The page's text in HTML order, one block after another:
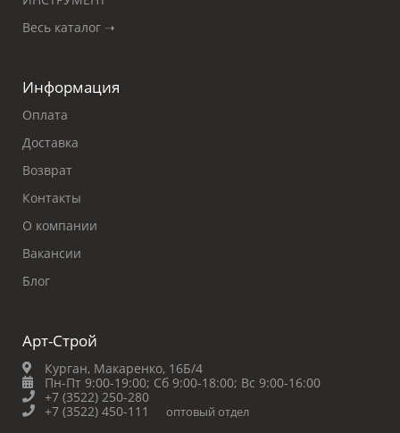
Весь каталог ➝
Информация
Оплата
Доставка
Возврат
Контакты
О компании
Вакансии
Блог
Арт-Строй
Курган, Макаренко, 16Б/4
Пн-Пт 9:00-19:00; Сб 9:00-18:00; Вс 9:00-16:00
+7 (3522) 250-280
+7 (3522) 450-111
оптовый отдел